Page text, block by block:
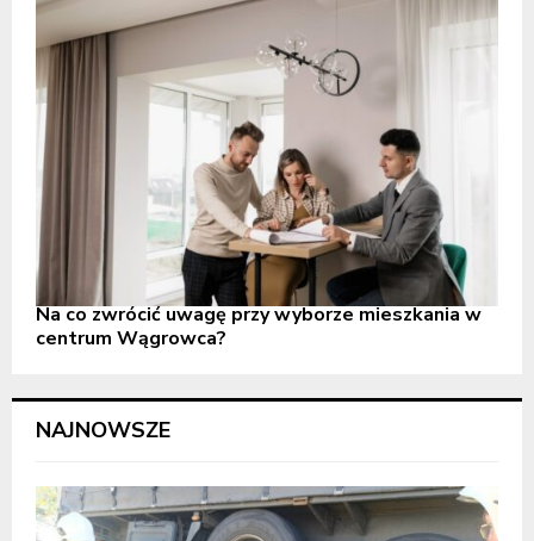
Na co zwrócić uwagę przy wyborze mieszkania w
centrum Wągrowca?
NAJNOWSZE